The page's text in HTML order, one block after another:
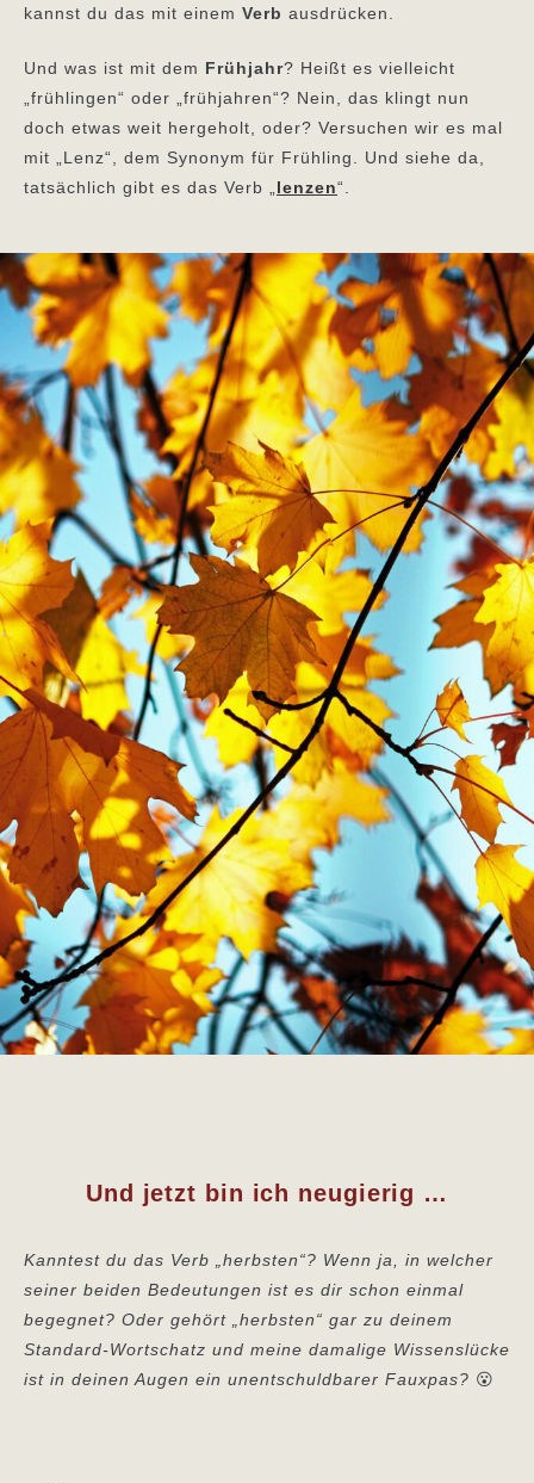
kannst du das mit einem Verb ausdrücken.
Und was ist mit dem Frühjahr? Heißt es vielleicht
„frühlingen“ oder „frühjahren“? Nein, das klingt nun
doch etwas weit hergeholt, oder? Versuchen wir es mal
mit „Lenz“, dem Synonym für Frühling. Und siehe da,
tatsächlich gibt es das Verb „lenzen“.
Und jetzt bin ich neugierig …
Kanntest du das Verb „herbsten“? Wenn ja, in welcher
seiner beiden Bedeutungen ist es dir schon einmal
begegnet? Oder gehört „herbsten“ gar zu deinem
Standard-Wortschatz und meine damalige Wissenslücke
ist in deinen Augen ein unentschuldbarer Fauxpas? 😮